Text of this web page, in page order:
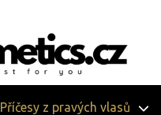
Příčesy z pravých vlasů